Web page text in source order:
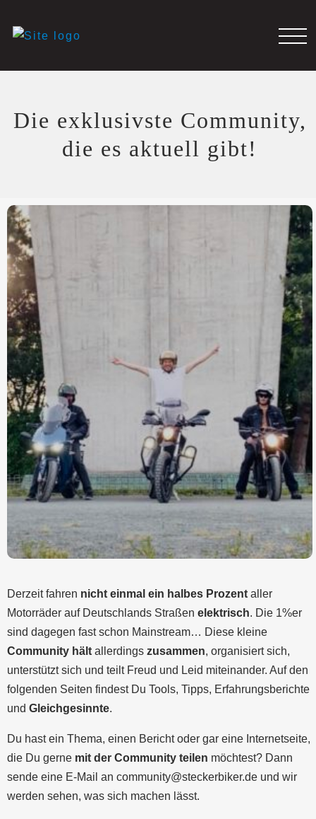
Die exklusivste Community,
die es aktuell gibt!
Derzeit fahren nicht einmal ein halbes Prozent aller
Motorräder auf Deutschlands Straßen elektrisch. Die 1%er
sind dagegen fast schon Mainstream… Diese kleine
Community hält allerdings zusammen, organisiert sich,
unterstützt sich und teilt Freud und Leid miteinander. Auf den
folgenden Seiten findest Du Tools, Tipps, Erfahrungsberichte
und Gleichgesinnte.
Du hast ein Thema, einen Bericht oder gar eine Internetseite,
die Du gerne mit der Community teilen möchtest? Dann
sende eine E-Mail an community@steckerbiker.de und wir
werden sehen, was sich machen lässt.